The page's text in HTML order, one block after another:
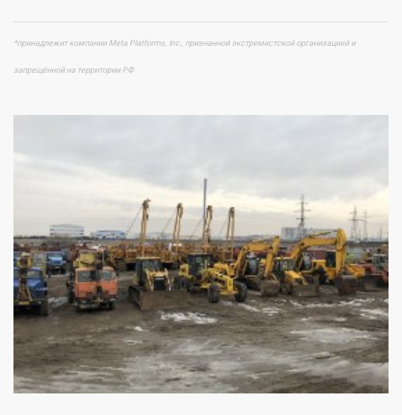
*принадлежит компании Meta Platforms, Inc., признанной экстремистской организацией и
запрещённой на территории РФ